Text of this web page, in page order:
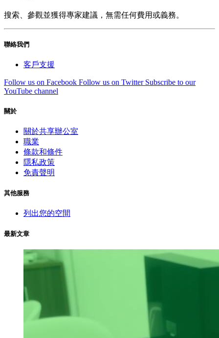
搜索、參觀並獲得專家建議，無需任何費用或義務。
聯絡我們
客戶支援
Follow us on Facebook Follow us on Twitter Subscribe to our
YouTube channel
關於
關於共享辦公室
職業
條款和條件
隱私政策
免責聲明
其他服務
列出您的空間
最新文章